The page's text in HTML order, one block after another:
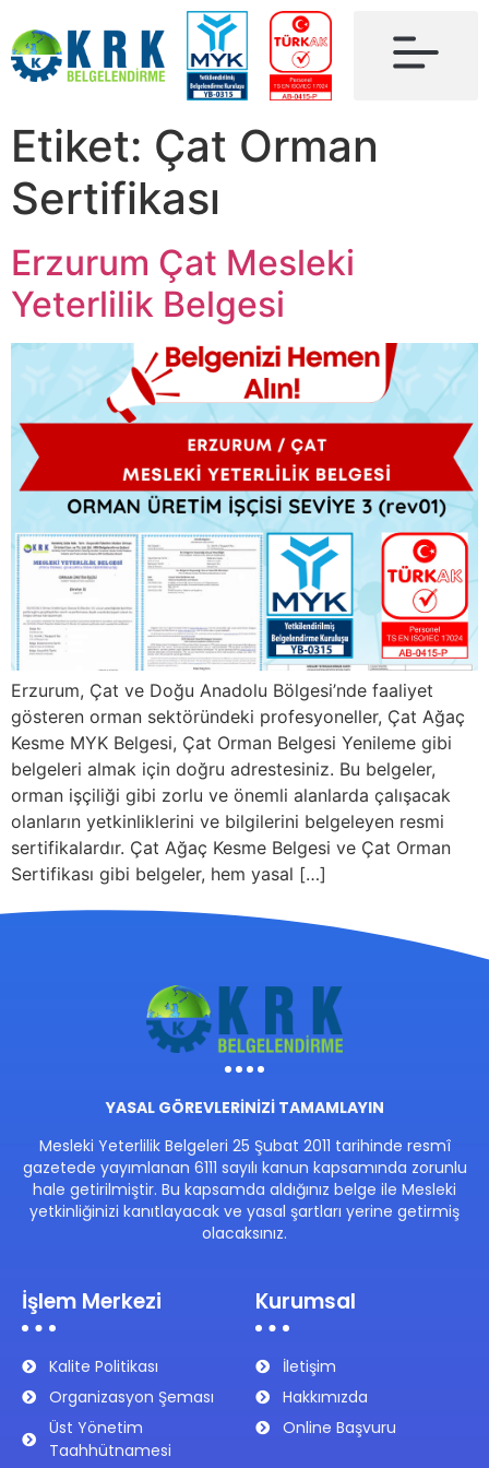
Etiket: Çat Orman
Sertifikası
Erzurum Çat Mesleki
Yeterlilik Belgesi
Erzurum, Çat ve Doğu Anadolu Bölgesi’nde faaliyet
gösteren orman sektöründeki profesyoneller, Çat Ağaç
Kesme MYK Belgesi, Çat Orman Belgesi Yenileme gibi
belgeleri almak için doğru adrestesiniz. Bu belgeler,
orman işçiliği gibi zorlu ve önemli alanlarda çalışacak
olanların yetkinliklerini ve bilgilerini belgeleyen resmi
sertifikalardır. Çat Ağaç Kesme Belgesi ve Çat Orman
Sertifikası gibi belgeler, hem yasal […]
YASAL GÖREVLERİNİZİ TAMAMLAYIN
Mesleki Yeterlilik Belgeleri 25 Şubat 2011 tarihinde resmî
gazetede yayımlanan 6111 sayılı kanun kapsamında zorunlu
hale getirilmiştir. Bu kapsamda aldığınız belge ile Mesleki
yetkinliğinizi kanıtlayacak ve yasal şartları yerine getirmiş
olacaksınız.
İşlem Merkezi
Kalite Politikası
Organizasyon Şeması
Üst Yönetim
Taahhütnamesi
Kurumsal
İletişim
Hakkımızda
Online Başvuru